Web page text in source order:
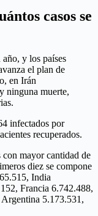
casos se
y los países
el plan de
en Irán
ninguna muerte,
infectados por
recuperados.
con mayor cantidad de
diez se compone
India
Francia 6.742.488,
5.173.531,